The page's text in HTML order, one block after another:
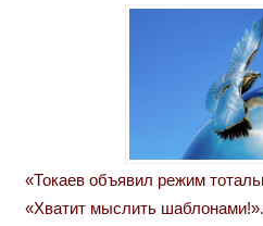
«Токаев объявил режим
«Хватит мыслить